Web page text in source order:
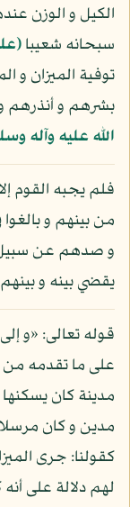
الكيل و الوزن
سبحانه شعيبا
توفية الميزان و
بشرهم و أنذرهم
الله عليه وآله
فلم يجبه القوم
من بينهم و
و صدهم عن سبيل
يقضي بينه و
قوله تعالى: «و
على ما تقدمه
مدينة كان
مدين و كان مرسلا
كقولنا: جرى
لهم دلالة على